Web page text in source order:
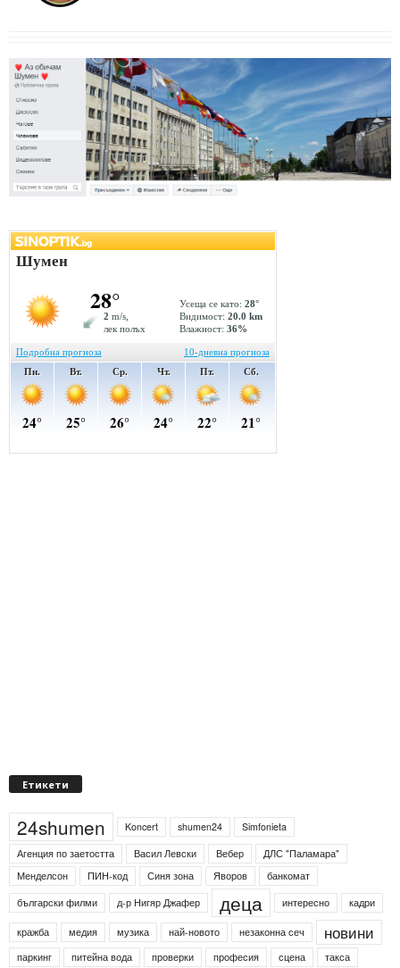
Етикети
24shumen Koncert shumen24
Simfonieta
Агенция по заетостта
Васил Левски Вебер
ДЛС "Паламара"
Менделсон
ПИН-код Синя зона Яворов
банкомат
български филми
д-р Нигяр Джафер деца интересно кадри
кражба медия музика най-новото незаконна сеч новини
паркинг питейна вода проверки професия сцена такса